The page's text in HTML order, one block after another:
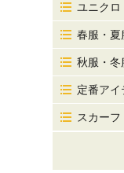
ユニク
春服・夏
秋服・冬
定番ア
スカー